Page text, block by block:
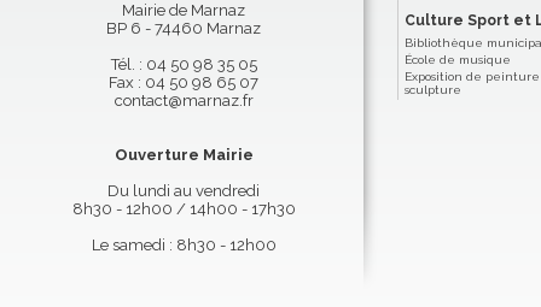
Mairie de Marnaz
BP 6 - 74460 Marnaz
Tél. : 04 50 98 35 05
Fax : 04 50 98 65 07
contact@marnaz.fr
Ouverture Mairie
Du lundi au vendredi
8h30 - 12h00 / 14h00 - 17h30
Le samedi : 8h30 - 12h00
Culture Sport et
Bibliothèque
École de musique
Exposition de
sculpture